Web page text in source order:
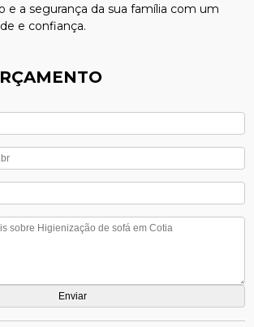
e a segurança da sua família com um
e confiança.